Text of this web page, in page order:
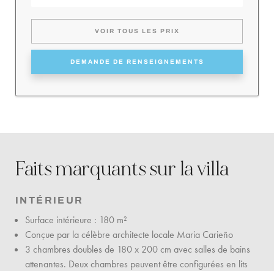
VOIR TOUS LES PRIX
DEMANDE DE RENSEIGNEMENTS
Faits marquants sur la villa
INTÉRIEUR
Surface intérieure : 180 m²
Conçue par la célèbre architecte locale Maria Carieño
3 chambres doubles de 180 x 200 cm avec salles de bains
attenantes. Deux chambres peuvent être configurées en lits